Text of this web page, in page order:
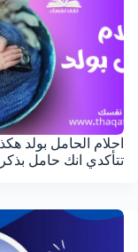
احلام الحامل بولد هكذا
تتأكدي انك حامل بذكر